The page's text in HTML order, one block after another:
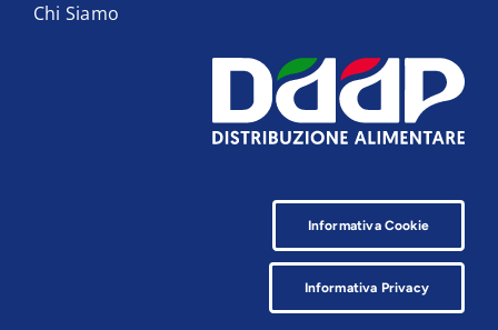
Chi Siamo
Informativa Cookie
Informativa Privacy